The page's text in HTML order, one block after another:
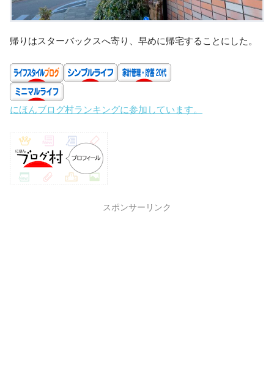
帰りはスターバックスへ寄り、早めに帰宅することにした。
にほんブログ村ランキングに参加しています。
スポンサーリンク